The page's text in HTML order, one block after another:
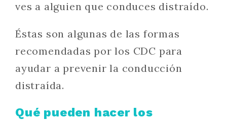
ves a alguien que conduces distraído.
Éstas son algunas de las formas
recomendadas por los CDC para
ayudar a prevenir la conducción
distraída.
Qué pueden hacer los